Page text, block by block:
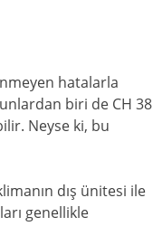
hatalarla
biri de CH 38
Neyse ki, bu
dış ünitesi ile
genellikle